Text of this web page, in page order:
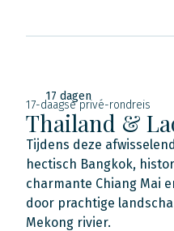
17 dagen
17-daagse privé-rondreis
Thailand &
Tijdens deze
hectisch Bangkok,
charmante Chiang Mai
door prachtige
Mekong rivier.